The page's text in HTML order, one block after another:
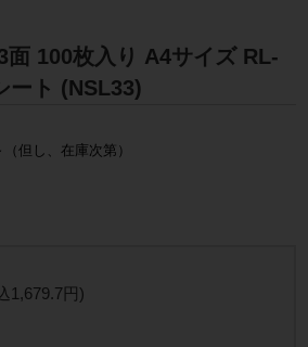
面 100枚入り A4サイズ RL-
ート (NSL33)
但し、在庫次第）
1,679.7円)